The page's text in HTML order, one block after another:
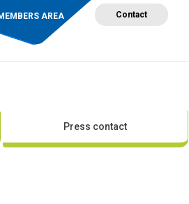
AREA Contact
Newsroom
Press contact